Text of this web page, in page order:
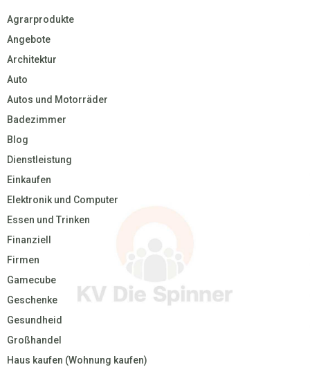
Agrarprodukte
Angebote
Architektur
Auto
Autos und Motorräder
Badezimmer
Blog
Dienstleistung
Einkaufen
Elektronik und Computer
Essen und Trinken
Finanziell
Firmen
Gamecube
Geschenke
Gesundheid
Großhandel
Haus kaufen (Wohnung kaufen)